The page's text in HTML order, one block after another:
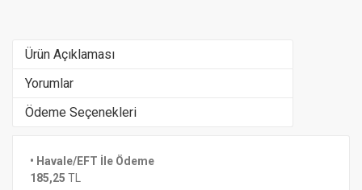
Ürün Açıklaması
Yorumlar
Ödeme Seçenekleri
ÇEKİ DEMİRİ SATIN ALMADAN ÖNCE ARACINIZIN
PAYLAŞINIZ...
Henüz yorum yapılmamış
• Havale/EFT İle Ödeme
185,25 TL
Benzer Ürünler